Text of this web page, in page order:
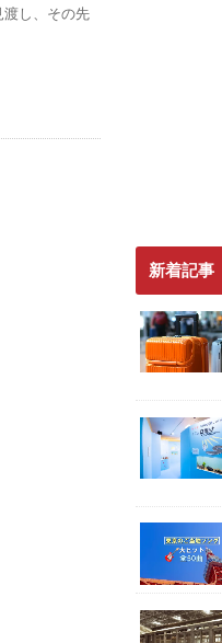
渡し、その先
新着記事